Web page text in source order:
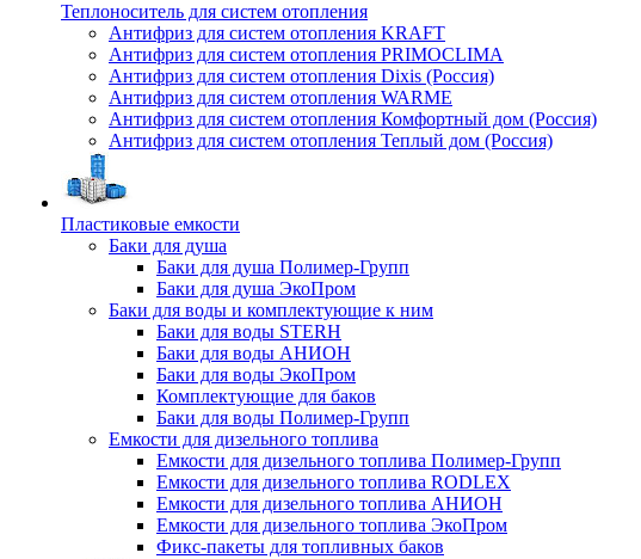
Теплоноситель для систем отопления
Антифриз для систем отопления KRAFT
Антифриз для систем отопления PRIMOCLIMA
Антифриз для систем отопления Dixis (Россия)
Антифриз для систем отопления WARME
Антифриз для систем отопления Комфортный дом (Россия)
Антифриз для систем отопления Теплый дом (Россия)
Пластиковые емкости
Баки для душа
Баки для душа Полимер-Групп
Баки для душа ЭкоПром
Баки для воды и комплектующие к ним
Баки для воды STERH
Баки для воды АНИОН
Баки для воды ЭкоПром
Комплектующие для баков
Баки для воды Полимер-Групп
Емкости для дизельного топлива
Емкости для дизельного топлива Полимер-Групп
Емкости для дизельного топлива RODLEX
Емкости для дизельного топлива АНИОН
Емкости для дизельного топлива ЭкоПром
Фикс-пакеты для топливных баков